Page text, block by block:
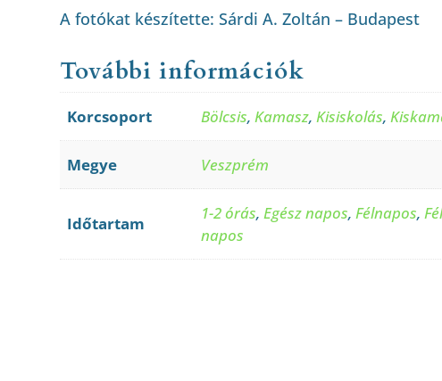
A fotókat készítette: Sárdi A. Zoltán – Budapest
További információk
Korcsoport Bölcsis,Kamasz,Kisiskolás,
Megye Veszprém
Időtartam
1-2 órás,Egész napos,Félnapos,
napos